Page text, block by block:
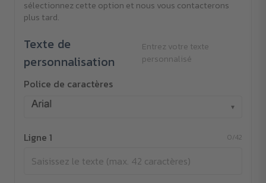
sélectionnez cette option et nous vous contacterons
plus tard.
Texte de
personnalisation
Entrez votre texte
personnalisé
Police de caractères
▾
Ligne 1 0/42